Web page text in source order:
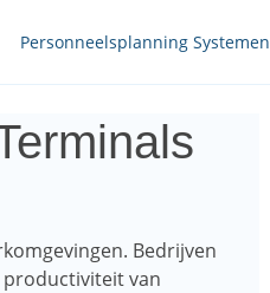
Personneelsplanning Systemen
Bedrijven
van